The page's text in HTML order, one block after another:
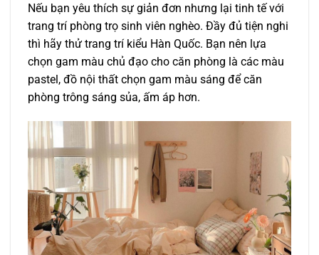
Nếu bạn yêu thích sự giản đơn nhưng lại tinh tế với
trang trí phòng trọ sinh viên nghèo. Đầy đủ tiện nghi
thì hãy thử trang trí kiểu Hàn Quốc. Bạn nên lựa
chọn gam màu chủ đạo cho căn phòng là các màu
pastel, đồ nội thất chọn gam màu sáng để căn
phòng trông sáng sủa, ấm áp hơn.